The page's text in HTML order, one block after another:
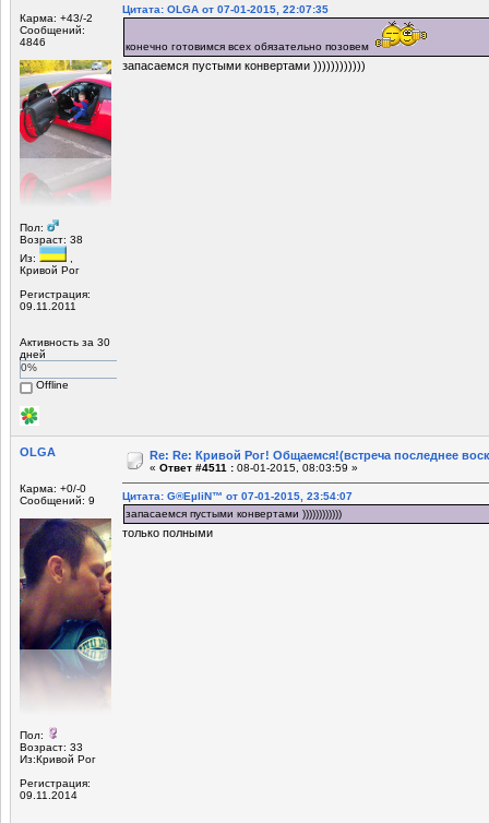
Карма: +43/-2
Сообщений:
4846
Пол:
Возраст: 38
Из:
Кривой Рог
Регистрация:
09.11.2011
Активность за 30
дней
0%
Offline
Цитата: OLGA от 07-01-2015, 22:07:35
конечно готовимся всех обязательно позовем
запасаемся пустыми конвертами ))))))))))))
OLGA
Карма: +0/-0
Сообщений: 9
Пол:
Возраст: 33
Из:Кривой Рог
Регистрация:
09.11.2014
Re: Re: Кривой Рог! Общаемся!(встреча последнее
« Ответ #4511 : 08-01-2015, 08:03:59 »
Цитата: G®EµliN™ от 07-01-2015, 23:54:07
запасаемся пустыми конвертами ))))))))))))
только полными